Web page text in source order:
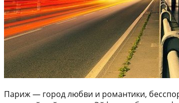
Париж — город любви и романтики,